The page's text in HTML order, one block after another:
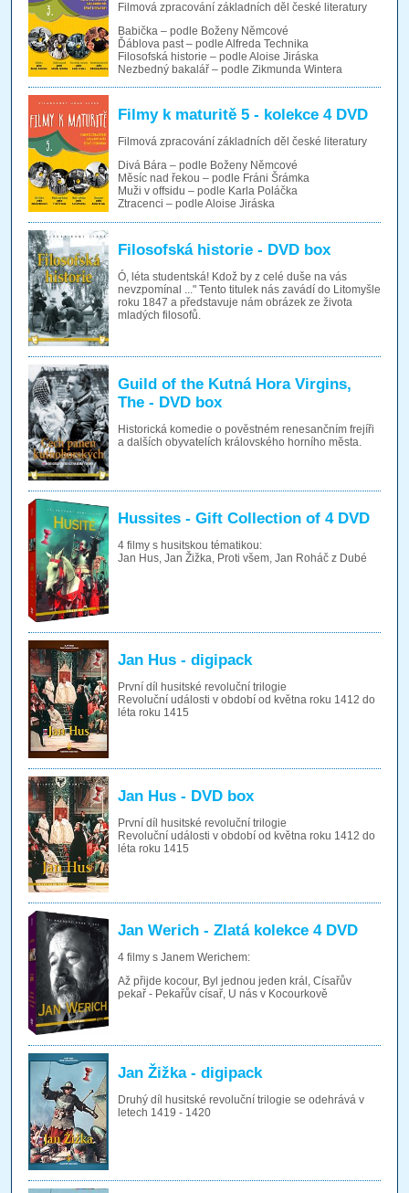
Filmová zpracování základních děl české literatury
Babička – podle Boženy Němcové
Ďáblova past – podle Alfreda Technika
Filosofská historie – podle Aloise Jiráska
Nezbedný bakalář – podle Zikmunda Wintera
Filmy k maturitě 5 - kolekce 4 DVD
Filmová zpracování základních děl české literatury
Divá Bára – podle Boženy Němcové
Měsíc nad řekou – podle Fráni Šrámka
Muži v offsidu – podle Karla Poláčka
Ztracenci – podle Aloise Jiráska
Filosofská historie - DVD box
Ó, léta studentská! Kdož by z celé duše na vás
nevzpomínal ..." Tento titulek nás zavádí do Litomyšle
roku 1847 a představuje nám obrázek ze života
mladých filosofů.
Guild of the Kutná Hora Virgins,
The - DVD box
Historická komedie o pověstném renesančním frejíři
a dalších obyvatelích královského horního města.
Hussites - Gift Collection of 4 DVD
4 filmy s husitskou tématikou:
Jan Hus, Jan Žižka, Proti všem, Jan Roháč z Dubé
Jan Hus - digipack
První díl husitské revoluční trilogie
Revoluční události v období od května roku 1412 do
léta roku 1415
Jan Hus - DVD box
První díl husitské revoluční trilogie
Revoluční události v období od května roku 1412 do
léta roku 1415
Jan Werich - Zlatá kolekce 4 DVD
4 filmy s Janem Werichem:
Až přijde kocour, Byl jednou jeden král, Císařův
pekař - Pekařův císař, U nás v Kocourkově
Jan Žižka - digipack
Druhý díl husitské revoluční trilogie se odehrává v
letech 1419 - 1420